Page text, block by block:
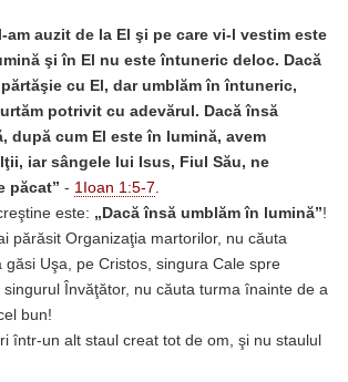
am auzit de la El şi pe care vi-l vestim este
şi în El nu este întuneric deloc. Dacă
cu El, dar umblăm în întuneric,
potrivit cu adevărul. Dacă însă
după cum El este în lumină, avem
iar sângele lui Isus, Fiul Său, ne
păcat” - 1Ioan 1:5-7.
este: „Dacă însă umblăm în lumină”!
părăsit Organizaţia martorilor, nu căuta
găsi Uşa, pe Cristos, singura Cale spre
singurul Învăţător, nu căuta turma înainte de a
bun!
într-un alt staul creat tot de om, şi nu staulul